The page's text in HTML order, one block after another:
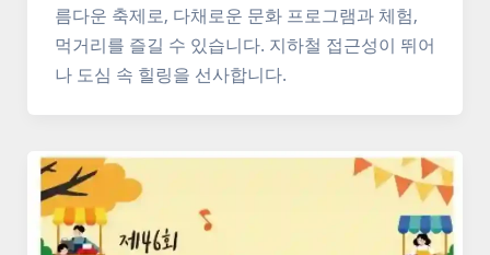
름다운 축제로, 다채로운 문화 프로그램과 체험,
먹거리를 즐길 수 있습니다. 지하철 접근성이 뛰어
나 도심 속 힐링을 선사합니다.